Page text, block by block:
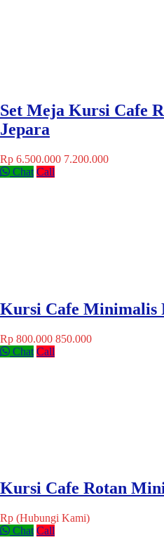
Set Meja Kursi Cafe
Jepara
Rp 6.500.000 7.200.000
Chat Call
Kursi Cafe Minimalis
Rp 800.000 850.000
Chat Call
Kursi Cafe Rotan
Rp (Hubungi Kami)
Chat Call